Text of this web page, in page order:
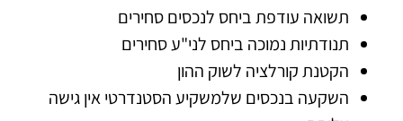
תשואה עודפת ביחס לנכסים סחירים
תנודתיות נמוכה ביחס לני"ע סחירים
הקטנת קורלציה לשוק ההון
השקעה בנכסים שלמשקיע הסטנדרטי אין גישה